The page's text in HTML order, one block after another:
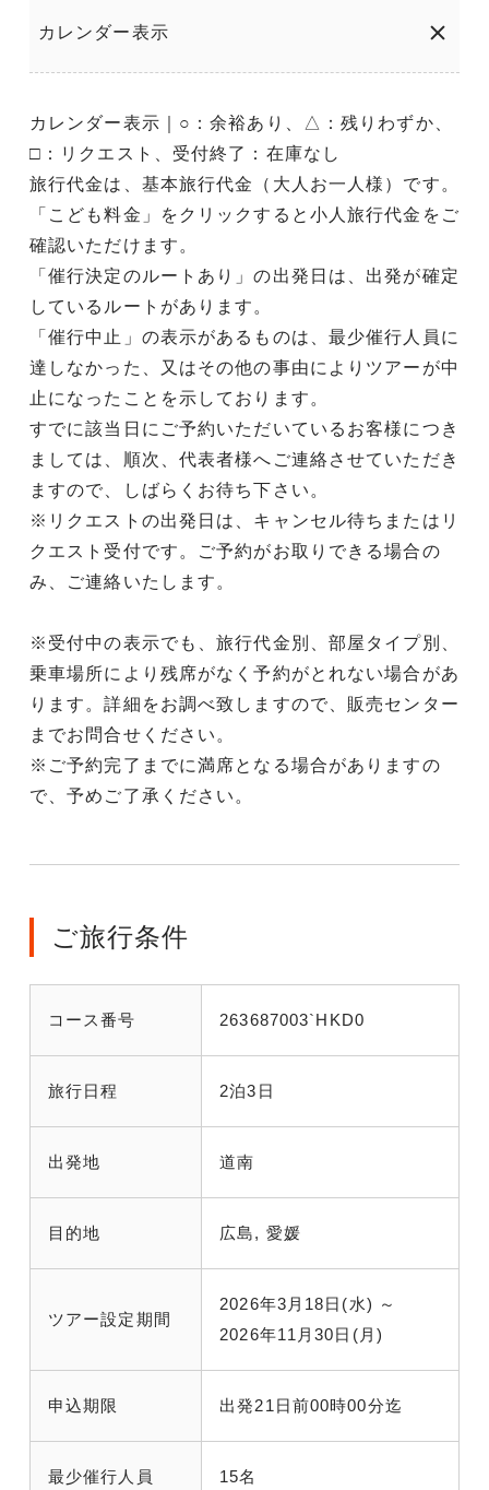
カレンダー表示
カレンダー表示｜○：余裕あり、△：残りわずか、
□：リクエスト、受付終了：在庫なし
旅行代金は、基本旅行代金（大人お一人様）です。
「こども料金」をクリックすると小人旅行代金をご
確認いただけます。
「催行決定のルートあり」の出発日は、出発が確定
しているルートがあります。
「催行中止」の表示があるものは、最少催行人員に
達しなかった、又はその他の事由によりツアーが中
止になったことを示しております。
すでに該当日にご予約いただいているお客様につき
ましては、順次、代表者様へご連絡させていただき
ますので、しばらくお待ち下さい。
※リクエストの出発日は、キャンセル待ちまたはリ
クエスト受付です。ご予約がお取りできる場合の
み、ご連絡いたします。
※受付中の表示でも、旅行代金別、部屋タイプ別、
乗車場所により残席がなく予約がとれない場合があ
ります。詳細をお調べ致しますので、販売センター
までお問合せください。
※ご予約完了までに満席となる場合がありますの
で、予めご了承ください。
ご旅行条件
コース番号 263687003`HKD0
旅行日程 2泊3日
出発地 道南
目的地 広島, 愛媛
ツアー設定期間
2026年3月18日(水) ～
2026年11月30日(月)
申込期限 出発21日前00時00分迄
最少催行人員 15名